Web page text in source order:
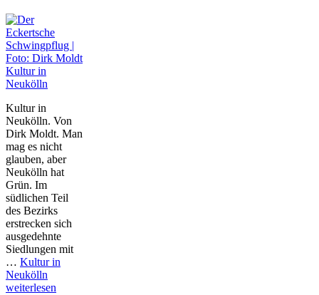
Kultur in
Neukölln
Kultur in
Neukölln. Von
Dirk Moldt. Man
mag es nicht
glauben, aber
Neukölln hat
Grün. Im
südlichen Teil
des Bezirks
erstrecken sich
ausgedehnte
Siedlungen mit
… Kultur in
Neukölln
weiterlesen